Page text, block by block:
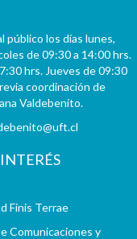
público los días lunes,
de 09:30 a 14:00 hrs.
hrs. Jueves de 09:30
coordinación de
Valdebenito.
Finis Terrae
Comunicaciones y